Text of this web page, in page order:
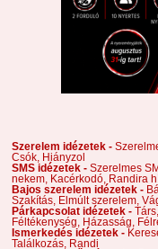
Szerelem idézetek -
Csók,
Hiányzol
SMS idézetek - Szerelmes
nekem,
Kacérkodó,
Randira
Bajos szerelem idézetek -
Szakítás,
Elmúlt szerelem,
Párkapcsolat idézetek -
Féltékenység,
Házasság,
Ismerkedés idézetek -
Találkozás,
Randi